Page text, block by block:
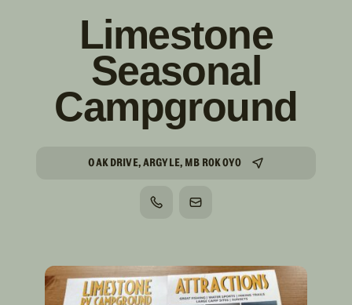
Limestone
Seasonal
Campground
OAK DRIVE, ARGYLE, MB R0K 0Y0
TÉLÉPHONECOURRIEL